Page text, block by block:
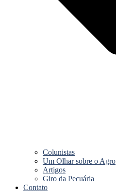
Colunistas
Um Olhar sobre o Agro
Artigos
Giro da Pecuária
Contato